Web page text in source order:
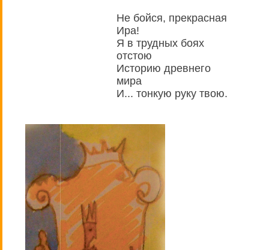
Не бойся, прекрасная
Ира!
Я в трудных боях
отстою
Историю древнего
мира
И... тонкую руку твою.